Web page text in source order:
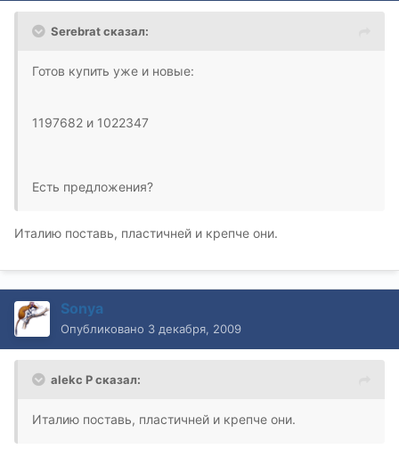
Serebrat сказал:
Готов купить уже и новые:
1197682 и 1022347
Есть предложения?
Италию поставь, пластичней и крепче они.
Sonya
Опубликовано 3 декабря, 2009
alekc P сказал:
Италию поставь, пластичней и крепче они.